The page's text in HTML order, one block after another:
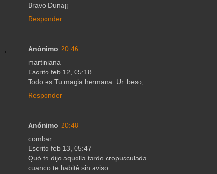
Bravo Duna¡¡
Responder
Anónimo 20:46
martiniana
Escrito feb 12, 05:18
Todo es Tu magia hermana. Un beso,
Responder
Anónimo 20:48
dombar
Escrito feb 13, 05:47
Qué te dijo aquella tarde crepusculada
cuando te habité sin aviso ......